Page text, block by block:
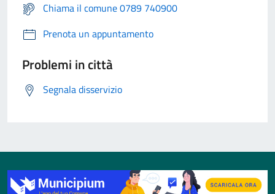
Chiama il comune 0789 740900
Prenota un appuntamento
Problemi in città
Segnala disservizio